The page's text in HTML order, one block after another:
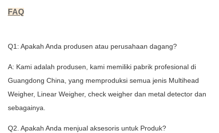
FAQ
Q1: Apakah Anda produsen atau perusahaan dagang?
A: Kami adalah produsen, kami memiliki pabrik profesional di
Guangdong China, yang memproduksi semua jenis Multihead
Weigher, Linear Weigher​, check weigher dan metal detector dan
sebagainya.
Q2. Apakah Anda menjual aksesoris untuk Produk?